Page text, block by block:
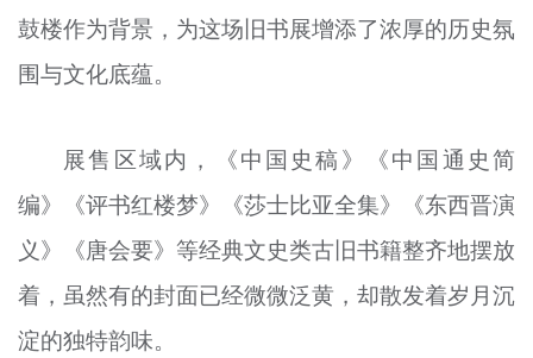
鼓楼作为背景，为这场旧书展增添了浓厚的历史氛
围与文化底蕴。
展售区域内，《中国史稿》《中国通史简
编》《评书红楼梦》《莎士比亚全集》《东西晋演
义》《唐会要》等经典文史类古旧书籍整齐地摆放
着，虽然有的封面已经微微泛黄，却散发着岁月沉
淀的独特韵味。